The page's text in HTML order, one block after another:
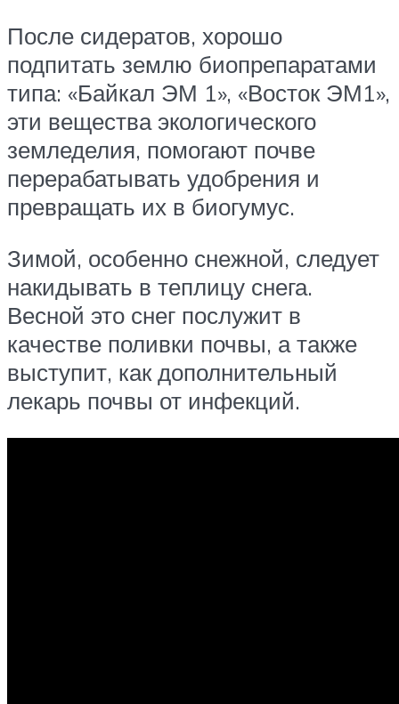
После сидератов, хорошо
подпитать землю биопрепаратами
типа: «Байкал ЭМ 1», «Восток ЭМ1»,
эти вещества экологического
земледелия, помогают почве
перерабатывать удобрения и
превращать их в биогумус.
Зимой, особенно снежной, следует
накидывать в теплицу снега.
Весной это снег послужит в
качестве поливки почвы, а также
выступит, как дополнительный
лекарь почвы от инфекций.